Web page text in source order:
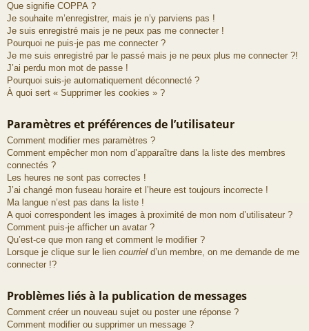
Que signifie COPPA ?
Je souhaite m’enregistrer, mais je n’y parviens pas !
Je suis enregistré mais je ne peux pas me connecter !
Pourquoi ne puis-je pas me connecter ?
Je me suis enregistré par le passé mais je ne peux plus me connecter ?!
J’ai perdu mon mot de passe !
Pourquoi suis-je automatiquement déconnecté ?
À quoi sert « Supprimer les cookies » ?
Paramètres et préférences de l’utilisateur
Comment modifier mes paramètres ?
Comment empêcher mon nom d’apparaître dans la liste des membres
connectés ?
Les heures ne sont pas correctes !
J’ai changé mon fuseau horaire et l’heure est toujours incorrecte !
Ma langue n’est pas dans la liste !
A quoi correspondent les images à proximité de mon nom d’utilisateur ?
Comment puis-je afficher un avatar ?
Qu’est-ce que mon rang et comment le modifier ?
Lorsque je clique sur le lien courriel d’un membre, on me demande de me
connecter !?
Problèmes liés à la publication de messages
Comment créer un nouveau sujet ou poster une réponse ?
Comment modifier ou supprimer un message ?